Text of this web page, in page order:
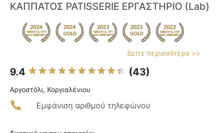
ΚΑΠΠΑΤΟΣ PATISSERIE ΕΡΓΑΣΤΗΡΙΟ (Lab)
Δείτε περισσότερα >>
9.4 (43)
Αργοστόλι, Κοργιαλένιου
Εμφάνιση αριθμού τηλεφώνου